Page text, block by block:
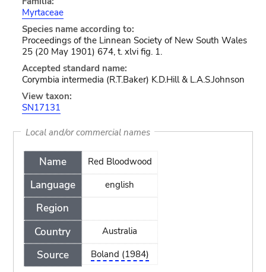
Myrtaceae
Species name according to:
Proceedings of the Linnean Society of New South Wales
25 (20 May 1901) 674, t. xlvi fig. 1.
Accepted standard name:
Corymbia intermedia (R.T.Baker) K.D.Hill & L.A.S.Johnson
View taxon:
SN17131
Local and/or commercial names
Name
Language
Region
Country
Source
Red Bloodwood
english
Australia
Boland (1984)